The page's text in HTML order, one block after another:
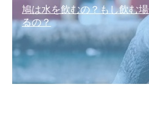
鳩は水を飲むの？もし飲む
るの？